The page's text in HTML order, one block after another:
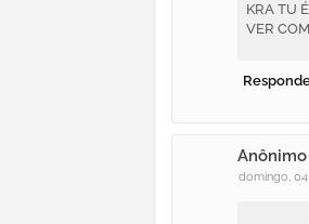
KRA TU
VER
Anônimo
domingo,